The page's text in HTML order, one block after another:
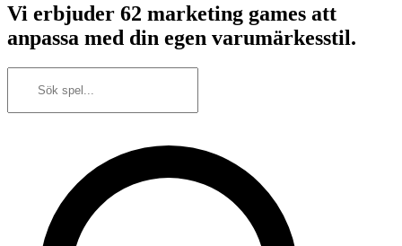
Vi erbjuder 62 marketing games att
anpassa med din egen varumärkesstil.